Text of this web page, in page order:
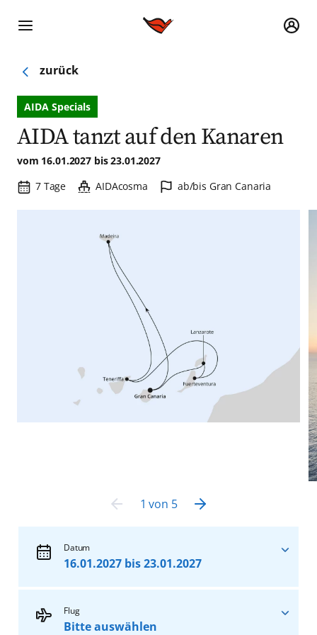
zurück
AIDA tanzt auf den Kanaren
AIDA Specials
vom 16.01.2027 bis 23.01.2027
Reisedauer:
7 Tage Schiff:
AIDAcosma Hafen:
ab/bis Gran Canaria
1 von 5
16.01.2027 bis 23.01.2027
Datum
16.01.2027
Bitte auswählen
Flug